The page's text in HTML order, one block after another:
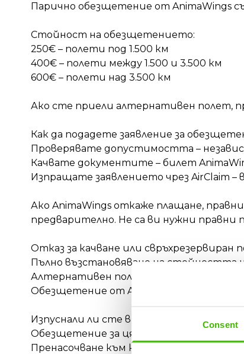
Consent
Парично обезщетение от AnimaWings
Стойност на обезщетението:
250€ – полети под 1.500 км
400€ – полети между 1.500 и 3.500 км
600€ – полети над 3.500 км
Ако сте приели алтернативен полет,
Как да подадете заявление за
Проверявате допустимостта –
Качвате документите – билет
Изпращате заявлението чрез AirClaim –
Ако AnimaWings откаже плащане,
предварително. Не са ви нужни правни
Отказ за качване или свръхрезервиран
Пълно възстановяване на стойността
Алтернативен полет
Обезщетение от AnimaWings до 600€
Изпуснали ли сте връзка поради
Обезщетение за цялото пътуване
Пренасочване към крайната дестинация